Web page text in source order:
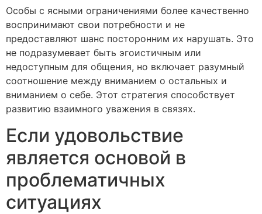
Особы с ясными ограничениями более качественно
воспринимают свои потребности и не
предоставляют шанс посторонним их нарушать. Это
не подразумевает быть эгоистичным или
недоступным для общения, но включает разумный
соотношение между вниманием о остальных и
вниманием о себе. Этот стратегия способствует
развитию взаимного уважения в связях.
Если удовольствие
является основой в
проблематичных
ситуациях